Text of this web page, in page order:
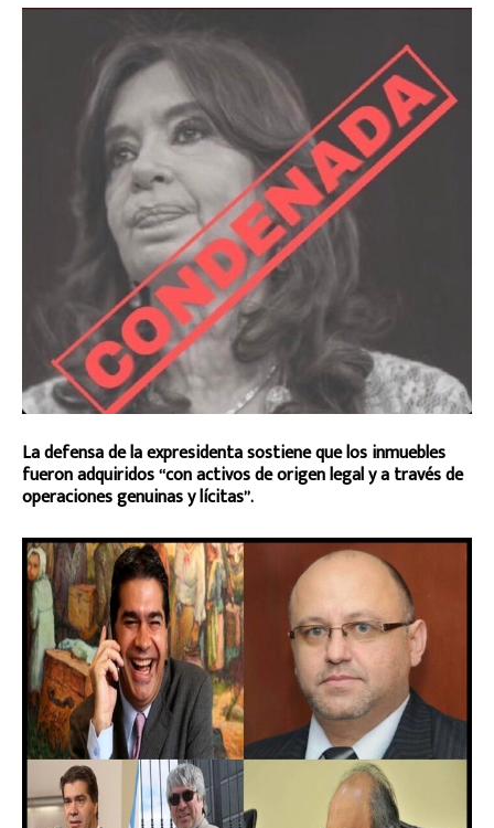
La defensa de la expresidenta sostiene que los inmuebles
fueron adquiridos “con activos de origen legal y a través de
operaciones genuinas y lícitas”.